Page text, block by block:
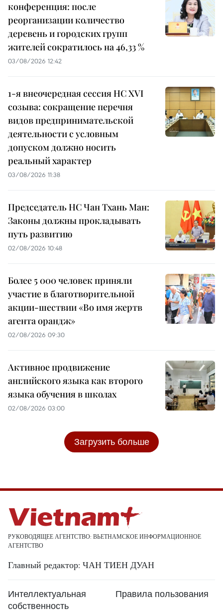
конференция: после
реорганизации количество
деревень и городских групп
жителей сократилось на 46,33 %
03/08/2026 12:42
1-я внеочередная сессия НС XVI
созыва: сокращение перечня
видов предпринимательской
деятельности с условным
допуском должно носить
реальный характер
03/08/2026 11:38
Председатель НС Чан Тхань Ман:
Законы должны прокладывать
путь развитию
02/08/2026 10:48
Более 5 000 человек приняли
участие в благотворительной
акции-шествии «Во имя жертв
агента орандж»
02/08/2026 09:30
Активное продвижение
английского языка как второго
языка обучения в школах
02/08/2026 03:00
Загрузить больше
РУКОВОДЯЩЕЕ АГЕНТСТВО: ВЬЕТНАМСКОЕ ИНФОРМАЦИОННОЕ
АГЕНТСТВО
Главный редактор: ЧАН ТИЕН ДУАН
Интеллектуальная
собственность
Правила пользования